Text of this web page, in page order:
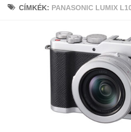
HírekCÍMKÉK: PANASONIC LUMIX